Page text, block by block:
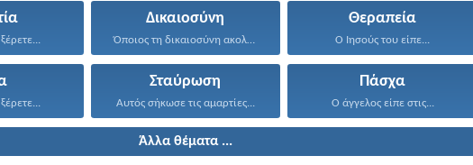
Δικαιοσύνη Θεραπεία
Ο Ιησούς του είπε...
Σταύρωση
Αυτός σήκωσε τις αμαρτίες...
Πάσχα
Ο άγγελος είπε στις...
Άλλα θέματα ...